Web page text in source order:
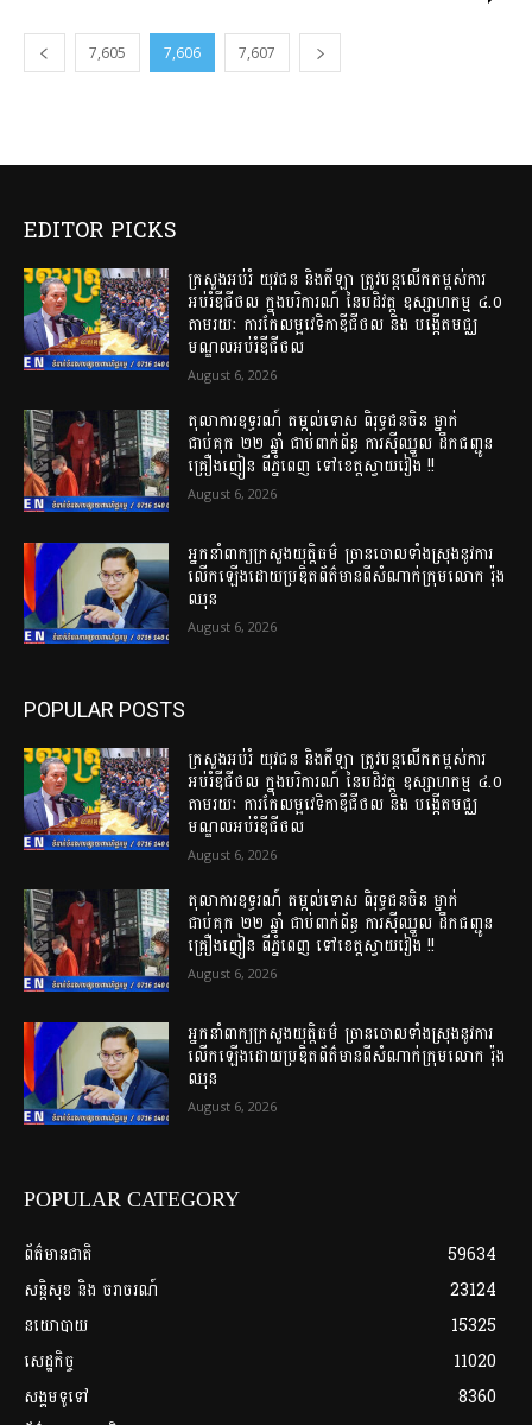
7,605 7,606 7,607
EDITOR PICKS
ក្រសួងអប់រំ យុវជន និងកីឡា ត្រូវបន្តលើកកម្ពស់ការ
អប់រំឌីជីថល ក្នុងបរិការណ៍ នៃបដិវត្ត ឧស្សាហកម្ម ៤.០
តាមរយៈ ការកែលម្អវេទិកាឌីជីថល និង បង្កើតមជ្ឈ
មណ្ឌលអប់រំឌីជីថល
August 6, 2026
តុលាការឧទ្ធរណ៍ តម្កល់ទោស ពិរុទ្ធជនចិន ម្នាក់
ជាប់គុក ២២ ឆ្នាំ ជាប់ពាក់ព័ន្ធ ការស៊ីឈ្នួល ដឹកជញ្ជូន
គ្រឿងញៀន ពីភ្នំពេញ ទៅខេត្តស្វាយរៀង !!
August 6, 2026
អ្នកនាំពាក្យក្រសួងយុត្តិធម៌ ច្រានចោលទាំងស្រុងនូវការ
លើកឡើងដោយប្រឌិតព័ត៌មានពីសំណាក់ក្រុមលោក រ៉ុង
ឈុន
August 6, 2026
POPULAR POSTS
ក្រសួងអប់រំ យុវជន និងកីឡា ត្រូវបន្តលើកកម្ពស់ការ
អប់រំឌីជីថល ក្នុងបរិការណ៍ នៃបដិវត្ត ឧស្សាហកម្ម ៤.០
តាមរយៈ ការកែលម្អវេទិកាឌីជីថល និង បង្កើតមជ្ឈ
មណ្ឌលអប់រំឌីជីថល
August 6, 2026
តុលាការឧទ្ធរណ៍ តម្កល់ទោស ពិរុទ្ធជនចិន ម្នាក់
ជាប់គុក ២២ ឆ្នាំ ជាប់ពាក់ព័ន្ធ ការស៊ីឈ្នួល ដឹកជញ្ជូន
គ្រឿងញៀន ពីភ្នំពេញ ទៅខេត្តស្វាយរៀង !!
August 6, 2026
អ្នកនាំពាក្យក្រសួងយុត្តិធម៌ ច្រានចោលទាំងស្រុងនូវការ
លើកឡើងដោយប្រឌិតព័ត៌មានពីសំណាក់ក្រុមលោក រ៉ុង
ឈុន
August 6, 2026
POPULAR CATEGORY
ព័ត៌មានជាតិ
59634
សន្តិសុខ និង ចរាចរណ៍
23124
នយោបាយ
15325
សេដ្ឋកិច្ច
11020
សង្គមទូទៅ
8360